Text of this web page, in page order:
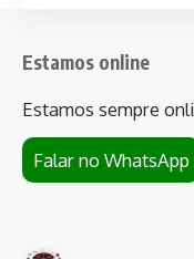
Estamos online
Estamos sempre
Falar no WhatsApp